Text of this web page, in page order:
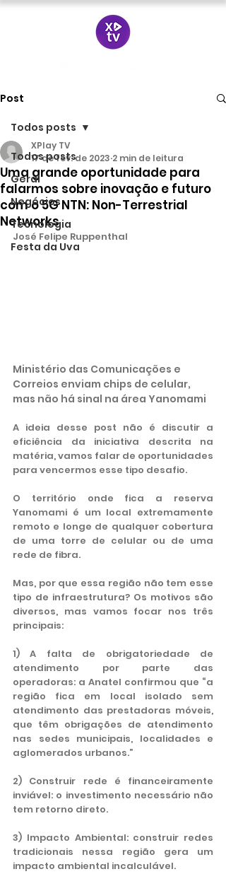
Post
Todos posts
Geral
Negócios
Tecnologia
Festa da Uva
Todos posts
Uma grande oportunidade para
falarmos sobre inovação e futuro
com o 5G NTN: Non-Terrestrial
Networks
XPlay TV
17 de fev. de 2023 2 min de leitura
José Felipe Ruppenthal
Ministério das Comunicações e
Correios enviam chips de celular,
mas não há sinal na área Yanomami
A ideia desse post não é discutir a
eficiência da iniciativa descrita na
matéria, vamos falar de oportunidades
para vencermos esse tipo desafio.
O território onde fica a reserva
Yanomami é um local extremamente
remoto e longe de qualquer cobertura
de uma torre de celular ou de uma
rede de fibra.
Mas, por que essa região não tem esse
tipo de infraestrutura? Os motivos são
diversos, mas vamos focar nos três
principais:
1) A falta de obrigatoriedade de
atendimento por parte das
operadoras: a Anatel confirmou que “a
região fica em local isolado sem
atendimento das prestadoras móveis,
que têm obrigações de atendimento
nas sedes municipais, localidades e
aglomerados urbanos.”
2) Construir rede é financeiramente
inviável: o investimento necessário não
tem retorno direto.
3) Impacto Ambiental: construir redes
tradicionais nessa região gera um
impacto ambiental incalculável.